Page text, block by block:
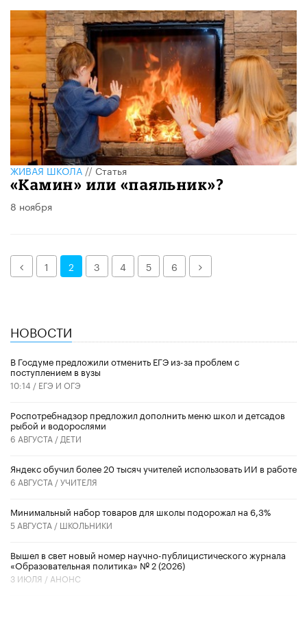
ЖИВАЯ ШКОЛА//Статья
«Камин» или «паяльник»?
8 ноября
Назад1 2 3 4 5 6 Далее
НОВОСТИ
В Госдуме предложили отменить ЕГЭ из-за проблем с
поступлением в вузы
10:14 / ЕГЭ И ОГЭ
Роспотребнадзор предложил дополнить меню школ и детсадов
рыбой и водорослями
6 АВГУСТА / ДЕТИ
​Яндекс обучил более 20 тысяч учителей использовать ИИ в работе
6 АВГУСТА /УЧИТЕЛЯ
Минимальный набор товаров для школы подорожал на 6,3%
5 АВГУСТА / ШКОЛЬНИКИ
Вышел в свет новый номер научно-публицистического журнала
«Образовательная политика» № 2 (2026)
3 ИЮЛЯ / АНОНС